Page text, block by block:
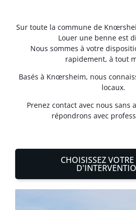
Sur toute la commune de
Louer une benne est
Nous sommes à votre
rapidement, à tout
Basés à Knœrsheim, nous
locaux.
Prenez contact avec nous sans
répondrons avec
CHOISISSEZ